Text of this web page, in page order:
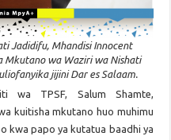
Jadidifu, Mhandisi Innocent
Mkutano wa Waziri wa Nishati
jijini Dar es Salaam.
wa TPSF, Salum Shamte,
kuitisha mkutano huo muhimu
kwa papo ya kutatua baadhi ya